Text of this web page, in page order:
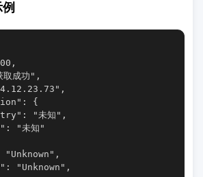
成功",
{
"未知",
"未知"
"Unknown",
"Unknown",